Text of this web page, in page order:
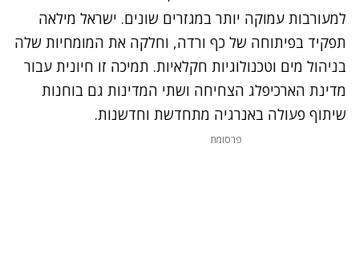
למעורבות עמוקה יותר במגזרים שונים. ישראל מילאה
תפקיד בפיתוחה של כף ורדה, וחלקה את המומחיות שלה
בניהול מים וטכנולוגיות חקלאיות. תמיכה זו חיונית עבור
מדינת הארכיפלג הצחיחה ושתי המדינות גם בוחנות
שיתוף פעולה באנרגיה מתחדשת וחדשנות.
פרסומת